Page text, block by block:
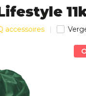
accessoires